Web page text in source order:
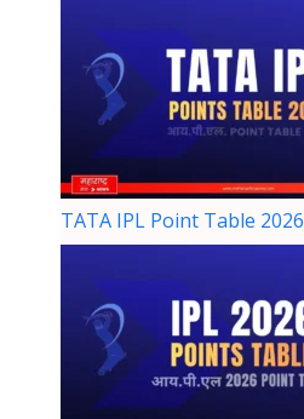
TATA IPL Point Table 2026